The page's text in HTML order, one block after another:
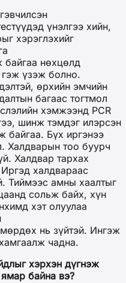
үнэлгээ хийн,
хэрэглэхийг
байгаа нөхцөлд
гэж үзэж болно.
өрхийн эмчийн
багаас тогтмол
хэмжээнд PCR
шинж тэмдэг илэрсэн
байгаа. Бүх иргэнээ
Халдварын тоо буурч
Халдвар тархах
халдвараас
Тиймээс амны хаалтыг
сольж байх, хүн
хэт олуулаа
мөрдөх нь зүйтэй. Ингэж
чадна.
хэрхэн дүгнэж
байна вэ?